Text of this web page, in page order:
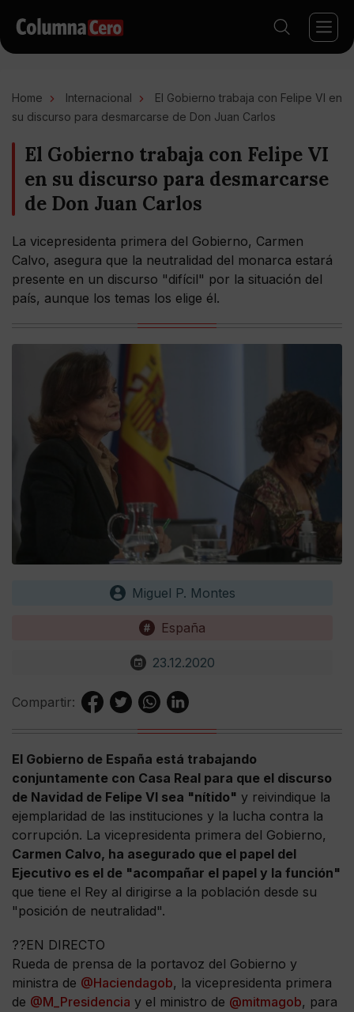
Home Internacional
El Gobierno trabaja con Felipe VI en
su discurso para desmarcarse de Don Juan Carlos
El Gobierno trabaja con Felipe VI
en su discurso para desmarcarse
de Don Juan Carlos
La vicepresidenta primera del Gobierno, Carmen
Calvo, asegura que la neutralidad del monarca estará
presente en un discurso "difícil" por la situación del
país, aunque los temas los elige él.
Miguel P. Montes
España
23.12.2020
Compartir:
El Gobierno de España está trabajando
conjuntamente con Casa Real para que el discurso
de Navidad de Felipe VI sea "nítido" y reivindique la
ejemplaridad de las instituciones y la lucha contra la
corrupción. La vicepresidenta primera del Gobierno,
Carmen Calvo, ha asegurado que el papel del
Ejecutivo es el de "acompañar el papel y la función"
que tiene el Rey al dirigirse a la población desde su
"posición de neutralidad".
??EN DIRECTO
Rueda de prensa de la portavoz del Gobierno y
ministra de @Haciendagob, la vicepresidenta primera
de @M_Presidencia y el ministro de @mitmagob, para